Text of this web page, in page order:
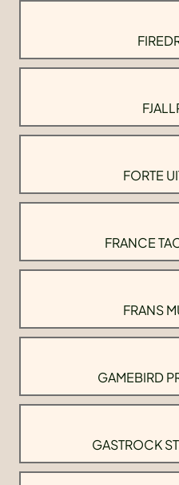
FORTE
FRANCE
FRANS
GAMEBIRD
GASTROCK